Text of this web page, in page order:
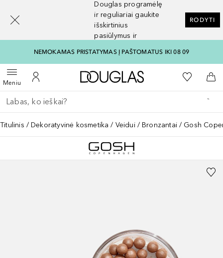
Douglas programėlę
ir reguliariai gaukite
išskirtinius
pasiūlymus ir
RODYTI
NEMOKAMAS PRISTATYMAS Į PAŠTOMATUS IKI 08 09
MeniuAtidaryti meniuĮ mano paskyrą
Į Douglas pagrindinį
Į mano
Į
Grįžk atgal
Vykdykite paiešką
Titulinis Dekoratyvinė kosmetika Veidui Bronzantai Gosh
[navigation.slideout.screenreader]